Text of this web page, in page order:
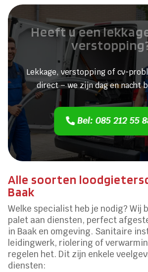
Heeft u een
Lekkage, verstopping of cv-
direct – we zijn dag en nacht
Bel: 085 212 55
Alle soorten
Baak
Welke specialist heb je nodig? Wij
palet aan diensten, perfect
in Baak en omgeving. Sanitaire
leidingwerk, riolering of
regelen het. Dit zijn enkele
diensten: